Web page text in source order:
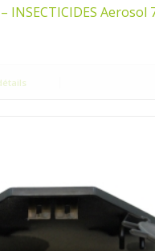
INSECTICIDES Aerosol